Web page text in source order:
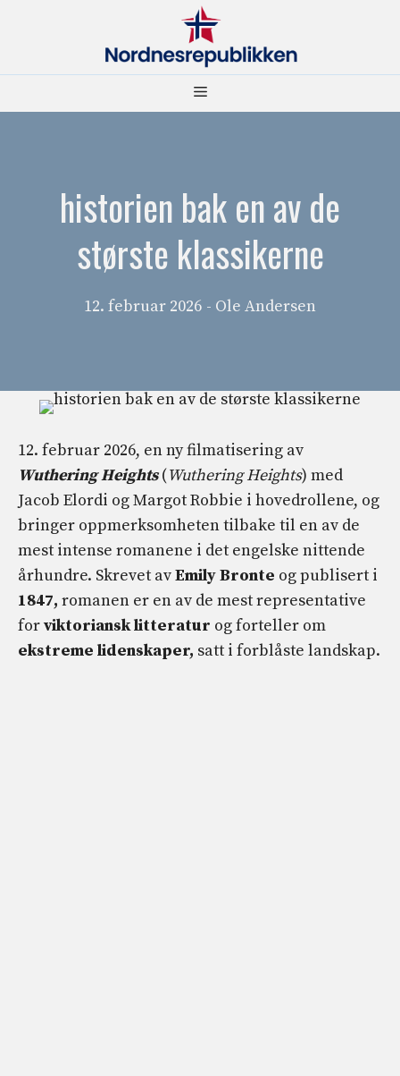
Meny
historien bak en av de
største klassikerne
12. februar 2026 - Ole Andersen
12. februar 2026, en ny filmatisering av
Wuthering Heights(Wuthering Heights) med
Jacob Elordi og Margot Robbie i hovedrollene, og
bringer oppmerksomheten tilbake til en av de
mest intense romanene i det engelske nittende
århundre. Skrevet avEmily Bronte og publisert i
1847, romanen er en av de mest representative
forviktoriansk litteratur og forteller om
ekstreme lidenskaper, satt i forblåste landskap.